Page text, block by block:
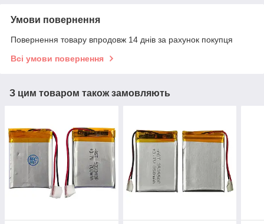
Умови повернення
Повернення товару впродовж 14 днів за рахунок покупця
Всі умови повернення
З цим товаром також замовляють